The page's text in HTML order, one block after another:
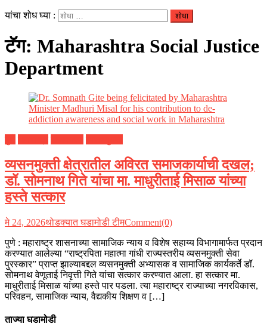
यांचा शोध घ्या :
टॅग: Maharashtra Social Justice
Department
व्यसनमुक्ती क्षेत्रातील अविरत समाजकार्याची दखल;
डॉ. सोमनाथ गिते यांचा मा. माधुरीताई मिसाळ यांच्या
हस्ते सत्कार
मे 24, 2026थोडक्यात घडामोडी टीमComment(0)
पुणे : महाराष्ट्र शासनाच्या सामाजिक न्याय व विशेष सहाय्य विभागामार्फत प्रदान
करण्यात आलेल्या “राष्ट्रपिता महात्मा गांधी राज्यस्तरीय व्यसनमुक्ती सेवा
पुरस्कार” प्राप्त झाल्याबद्दल व्यसनमुक्ती अभ्यासक व सामाजिक कार्यकर्ते डॉ.
सोमनाथ वेणूताई निवृत्ती गिते यांचा सत्कार करण्यात आला. हा सत्कार मा.
माधुरीताई मिसाळ यांच्या हस्ते पार पडला. त्या महाराष्ट्र राज्याच्या नगरविकास,
परिवहन, सामाजिक न्याय, वैद्यकीय शिक्षण व […]
ताज्या घडामोडी